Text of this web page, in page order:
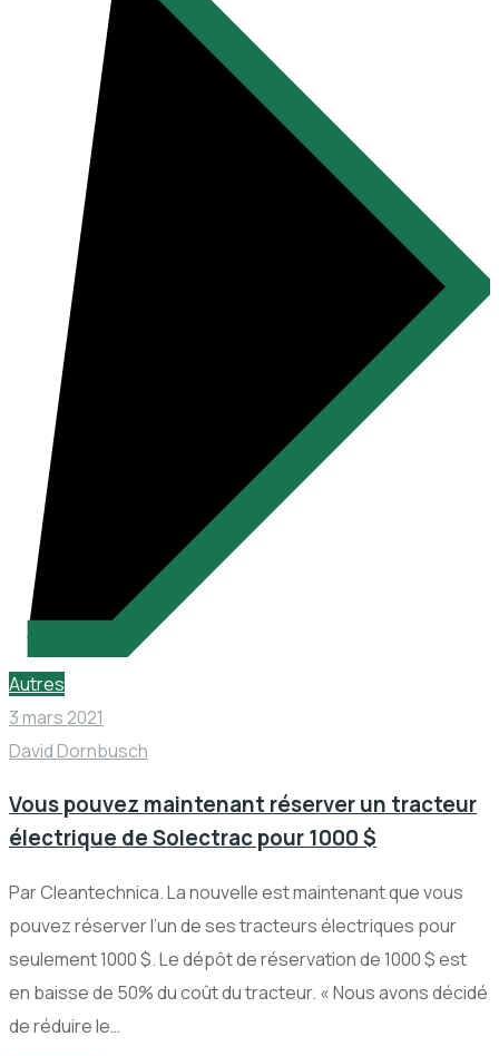
Autres
3 mars 2021
David Dornbusch
Vous pouvez maintenant réserver un tracteur
électrique de Solectrac pour 1000 $
Par Cleantechnica. La nouvelle est maintenant que vous
pouvez réserver l’un de ses tracteurs électriques pour
seulement 1000 $. Le dépôt de réservation de 1000 $ est
en baisse de 50% du coût du tracteur. « Nous avons décidé
de réduire le…